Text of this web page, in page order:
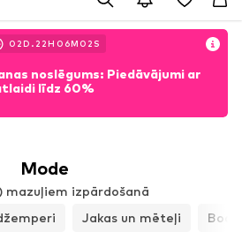
02D. 22H 05M 59 S
noslēgums: Piedāvājumi ar
līdz 60%
Mode
mazuļiem izpārdošanā
Jakas un mēteļi Bodiji